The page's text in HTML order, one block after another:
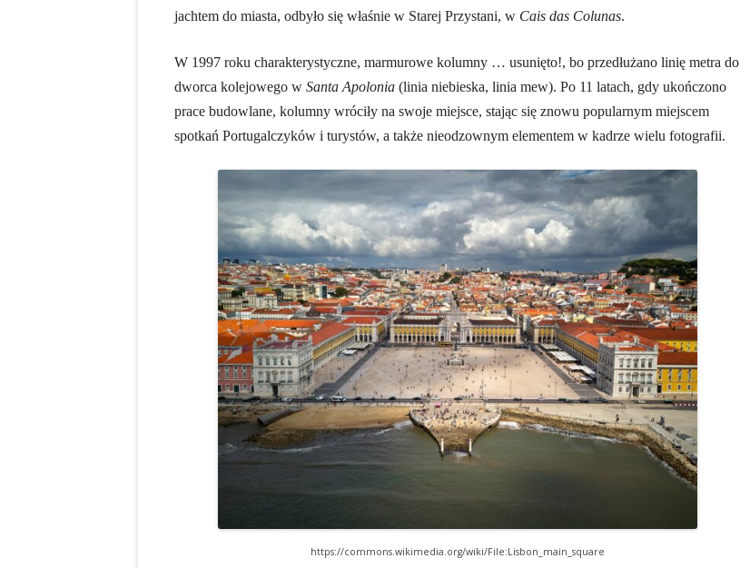
jachtem do miasta, odbyło się właśnie w Starej Przystani, w Cais das Colunas.
W 1997 roku charakterystyczne, marmurowe kolumny … usunięto!, bo przedłużano linię metra do
dworca kolejowego w Santa Apolonia (linia niebieska, linia mew). Po 11 latach, gdy ukończono
prace budowlane, kolumny wróciły na swoje miejsce, stając się znowu popularnym miejscem
spotkań Portugalczyków i turystów, a także nieodzownym elementem w kadrze wielu fotografii.
https://commons.wikimedia.org/wiki/File:Lisbon_main_square